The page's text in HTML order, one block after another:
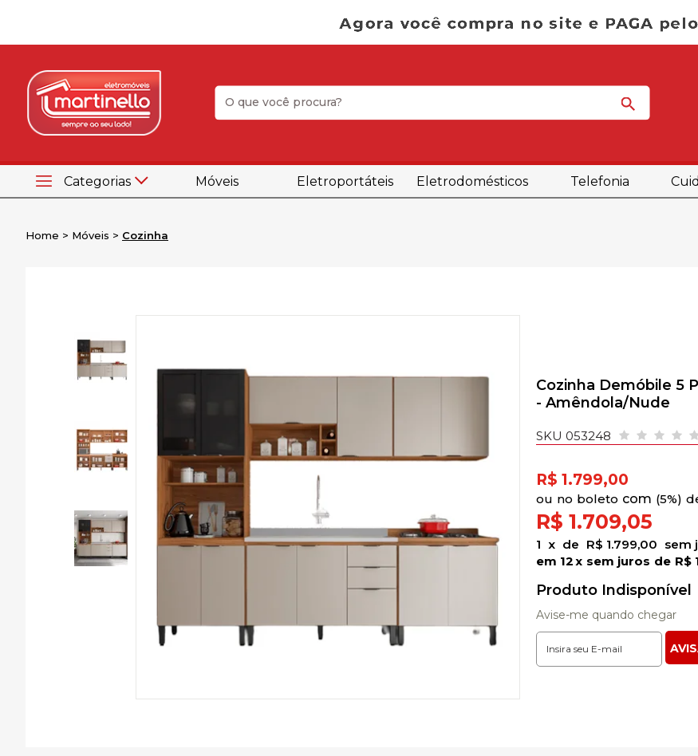
Categorias Móveis Eletroportáteis Eletrodomésticos Telefonia
Home Móveis Cozinha
Cozinha Demóbile 5
- Amêndola/Nude
SKU 053248
R$ 1.799,00
1 x de R$ 1.799,00 sem
12x de R$
sem juros
R$ 1.709,05
5%)
no boleto
Produto Indisponível
Avise-me quando chegar